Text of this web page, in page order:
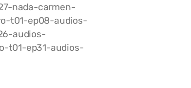
nada-carmen-
t01-ep08-audios-
audios-
t01-ep31-audios-